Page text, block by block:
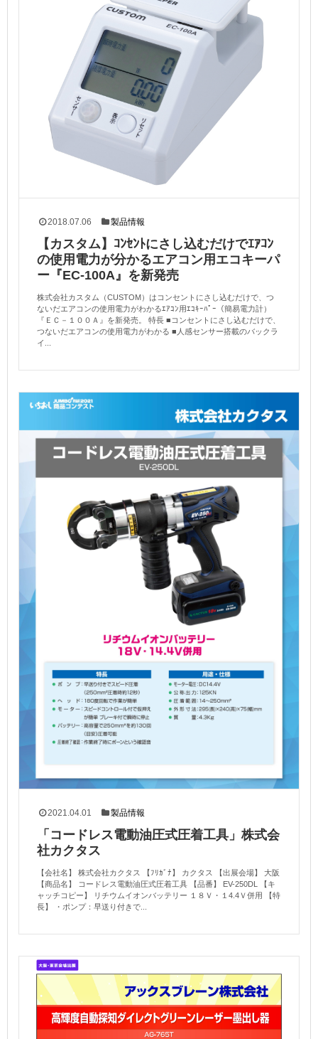
2018.07.06 製品情報
【カスタム】ｺﾝｾﾝﾄにさし込むだけでｴｱｺﾝ
の使用電力が分かるエアコン用エコキーパ
ー『EC-100A』を新発売
株式会社カスタム（CUSTOM）はコンセントにさし込むだけで、つ
ないだエアコンの使用電力がわかるｴｱｺﾝ用ｴｺｷｰﾊﾟｰ（簡易電力計）
『ＥＣ－１００Ａ』を新発売。 特長 ■コンセントにさし込むだけで、
つないだエアコンの使用電力がわかる ■人感センサー搭載のバックラ
イ...
2021.04.01 製品情報
「コードレス電動油圧式圧着工具」株式会
社カクタス
【会社名】 株式会社カクタス 【ﾌﾘｶﾞﾅ】 カクタス 【出展会場】 大阪
【商品名】 コードレス電動油圧式圧着工具 【品番】 EV-250DL 【キ
ャッチコピー】 リチウムイオンバッテリー １８Ｖ・１4.4Ｖ併用 【特
長】 ・ポンプ：早送り付きで...